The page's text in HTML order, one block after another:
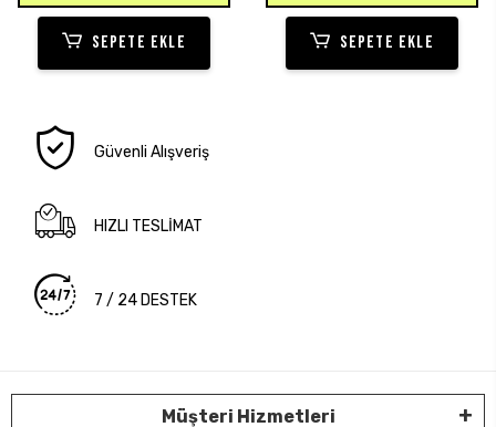
SEPETE EKLE SEPETE EKLE
Güvenli Alışveriş
HIZLI TESLİMAT
7 / 24 DESTEK
Müşteri Hizmetleri